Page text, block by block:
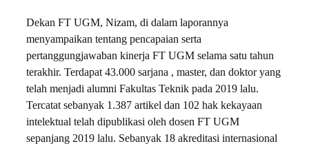
Dekan FT UGM, Nizam, di dalam laporannya
menyampaikan tentang pencapaian serta
pertanggungjawaban kinerja FT UGM selama satu tahun
terakhir. Terdapat 43.000 sarjana , master, dan doktor yang
telah menjadi alumni Fakultas Teknik pada 2019 lalu.
Tercatat sebanyak 1.387 artikel dan 102 hak kekayaan
intelektual telah dipublikasi oleh dosen FT UGM
sepanjang 2019 lalu. Sebanyak 18 akreditasi internasional